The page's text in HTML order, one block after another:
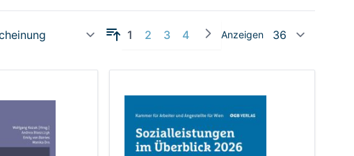
Sie lesen gerade Seite
1 Seite
2 Seite
3 Seite
4 Anzeigen